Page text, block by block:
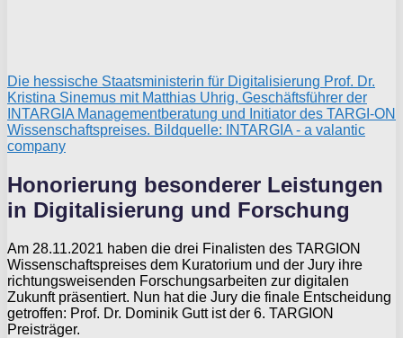
Die hessische Staatsministerin für Digitalisierung Prof. Dr.
Kristina Sinemus mit Matthias Uhrig, Geschäftsführer der
INTARGIA Managementberatung und Initiator des TARGI-ON
Wissenschaftspreises. Bildquelle: INTARGIA - a valantic
company
Honorierung besonderer Leistungen
in Digitalisierung und Forschung
Am 28.11.2021 haben die drei Finalisten des TARGION
Wissenschaftspreises dem Kuratorium und der Jury ihre
richtungsweisenden Forschungsarbeiten zur digitalen
Zukunft präsentiert. Nun hat die Jury die finale Entscheidung
getroffen: Prof. Dr. Dominik Gutt ist der 6. TARGION
Preisträger.